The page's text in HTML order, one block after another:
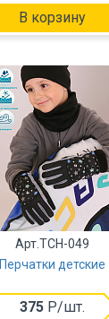
Арт.TCH-049
Перчатки детские
375Р/шт.